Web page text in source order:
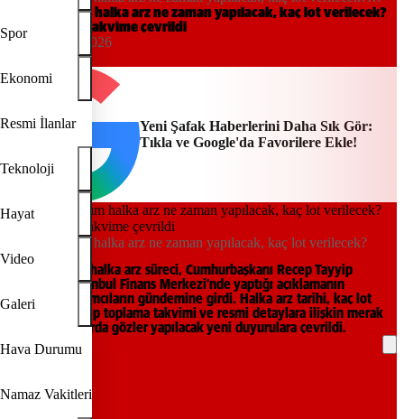
Spor
Ekonomi
Resmi İlanlar
Teknoloji
Hayat
Video
Galeri
Hava Durumu
Namaz Vakitleri
Gözler resmi takvime çevrildi
Emlak Katılım halka arz ne zaman yapılacak, kaç lot verilecek?
Gözler resmi takvime çevrildi
23:25, 05/06/2026
Yeni Şafak Haberlerini Daha Sık Gör:
Tıkla ve Google'da Favorilere Ekle!
Emlak Katılım halka arz ne zaman yapılacak, kaç lot verilecek?
Emlak Katılım halka arz süreci, Cumhurbaşkanı Recep Tayyip
Erdoğan’ın İstanbul Finans Merkezi’nde yaptığı açıklamanın
ardından yatırımcıların gündemine girdi. Halka arz tarihi, kaç lot
verileceği, talep toplama takvimi ve resmi detaylara ilişkin merak
edilen başlıklarda gözler yapılacak yeni duyurulara çevrildi.